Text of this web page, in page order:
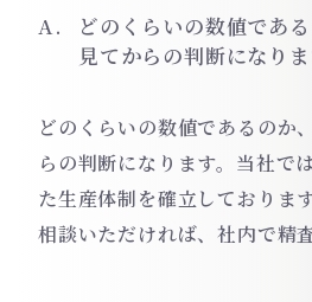
どのくらいの数値であ
見てからの判断になりま
どのくらいの数値であるのか
らの判断になります。当社で
た生産体制を確立しておりま
相談いただければ、社内で精